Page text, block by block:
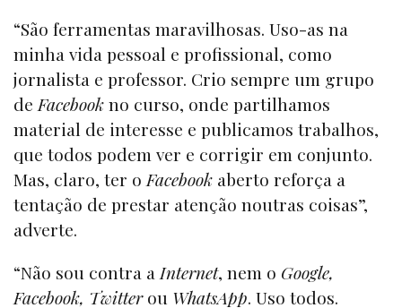
“São ferramentas maravilhosas. Uso-as na
minha vida pessoal e profissional, como
jornalista e professor. Crio sempre um grupo
deFacebookno curso, onde partilhamos
material de interesse e publicamos trabalhos,
que todos podem ver e corrigir em conjunto.
Mas, claro, ter oFacebook aberto reforça a
tentação de prestar atenção noutras coisas”,
adverte.
“Não sou contra a Internet, nem o Google,
Facebook, Twitterou WhatsApp. Uso todos.